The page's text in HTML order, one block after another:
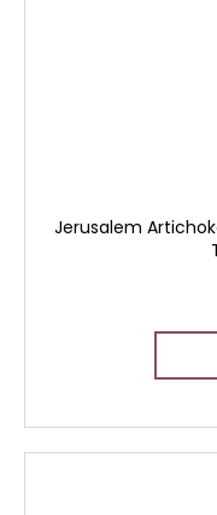
Jerusalem